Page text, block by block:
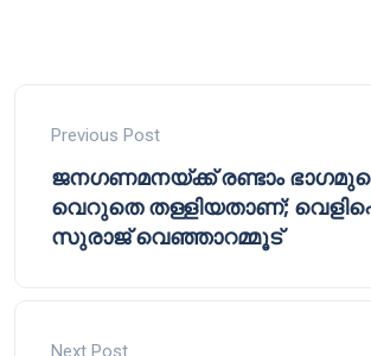
Previous Post
ജനഗണമനയ്ക്ക് രണ്ടാം
വെറുതെ തള്ളിയതാണ്;
സുരാജ് വെഞ്ഞാറമ്മൂട്
Next Post